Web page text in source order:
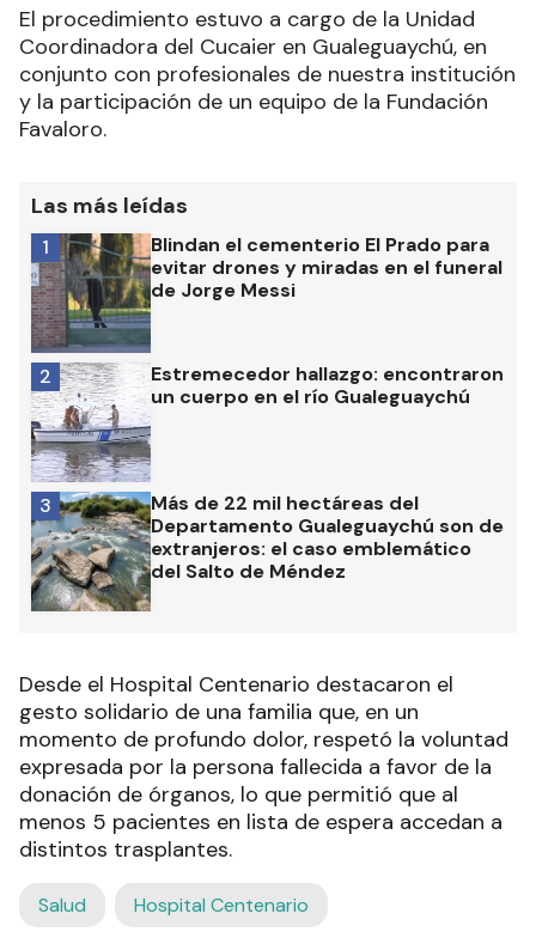
El procedimiento estuvo a cargo de la Unidad
Coordinadora del Cucaier en Gualeguaychú, en
conjunto con profesionales de nuestra institución
y la participación de un equipo de la Fundación
Favaloro.
Las más leídas
Blindan el cementerio El Prado para
evitar drones y miradas en el funeral
de Jorge Messi
1
Estremecedor hallazgo: encontraron
un cuerpo en el río Gualeguaychú
2
Más de 22 mil hectáreas del
Departamento Gualeguaychú son de
extranjeros: el caso emblemático
del Salto de Méndez
3
Desde el Hospital Centenario destacaron el
gesto solidario de una familia que, en un
momento de profundo dolor, respetó la voluntad
expresada por la persona fallecida a favor de la
donación de órganos, lo que permitió que al
menos 5 pacientes en lista de espera accedan a
distintos trasplantes.
Salud Hospital Centenario